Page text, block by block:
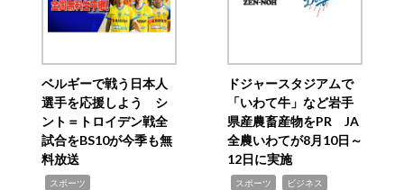
ベルギーで戦う日本人
選手を応援しよう シ
ント＝トロイデン戦全
試合をBS10が今季も無
料放送
スポーツ
ドジャースタジアムで
「いわて牛」など岩手
県産農畜産物をPR JA
全農いわてが8月10日～
12日に実施
スポーツ ビジネス